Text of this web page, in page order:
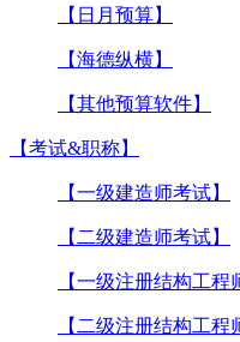
【日月预算】
【海德纵横】
【其他预算软件】
【考试&职称】
【一级建造师考试】
【二级建造师考试】
【一级注册结构工程
【二级注册结构工程